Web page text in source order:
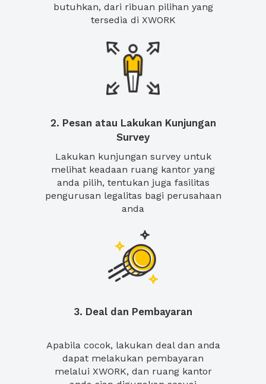
butuhkan, dari ribuan pilihan yang
tersedia di XWORK
2. Pesan atau Lakukan Kunjungan
Survey
Lakukan kunjungan survey untuk
melihat keadaan ruang kantor yang
anda pilih, tentukan juga fasilitas
pengurusan legalitas bagi perusahaan
anda
3. Deal dan Pembayaran
Apabila cocok, lakukan deal dan anda
dapat melakukan pembayaran
melalui XWORK, dan ruang kantor